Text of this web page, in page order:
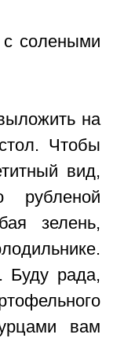
на
Чтобы
вид,
рубленой
зелень,
Буду рада,
вам